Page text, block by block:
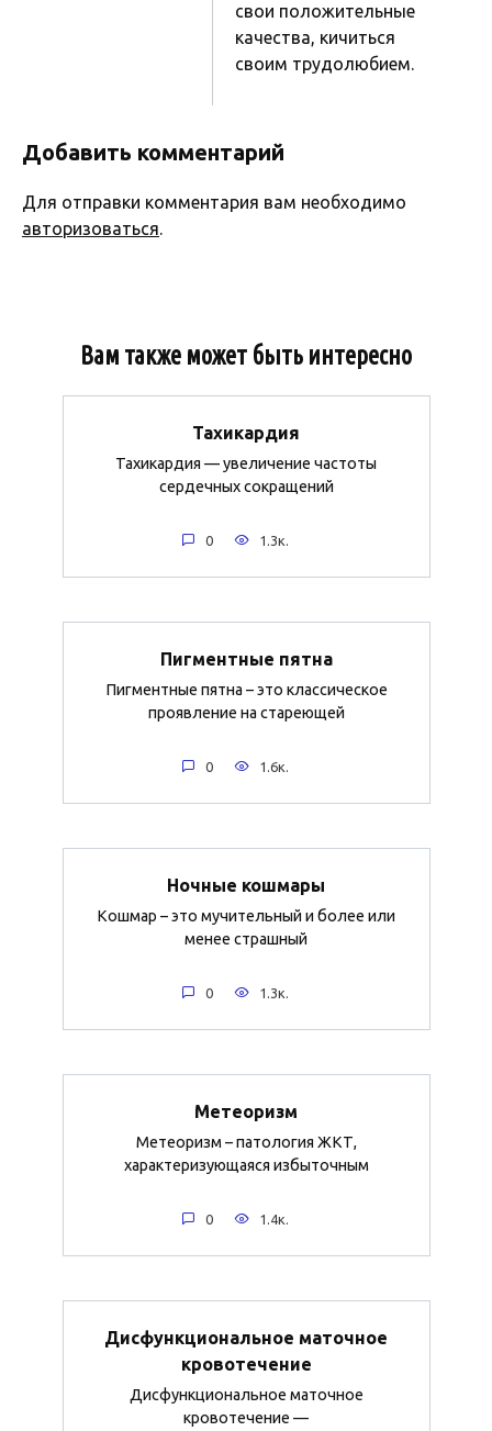
свои положительные
качества, кичиться
своим трудолюбием.
Добавить комментарий
Для отправки комментария вам необходимо
авторизоваться.
Вам также может быть интересно
Тахикардия
Тахикардия — увеличение частоты
сердечных сокращений
0 1.3к.
Пигментные пятна
Пигментные пятна – это классическое
проявление на стареющей
0 1.6к.
Ночные кошмары
Кошмар – это мучительный и более или
менее страшный
0 1.3к.
Метеоризм
Метеоризм – патология ЖКТ,
характеризующаяся избыточным
0 1.4к.
Дисфункциональное маточное
кровотечение
Дисфункциональное маточное
кровотечение —